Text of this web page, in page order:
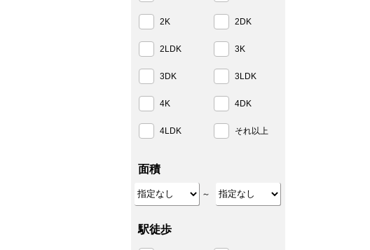
2K 2DK
2LDK 3K
3DK 3LDK
4K 4DK
4LDK それ以上
面積
～
駅徒歩